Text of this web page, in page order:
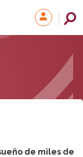
de miles de